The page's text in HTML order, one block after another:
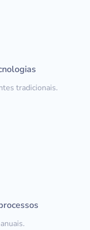
tradicionais.